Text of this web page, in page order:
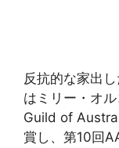
反抗的な家出
はミリー・オ
Guild of
賞し、第10回